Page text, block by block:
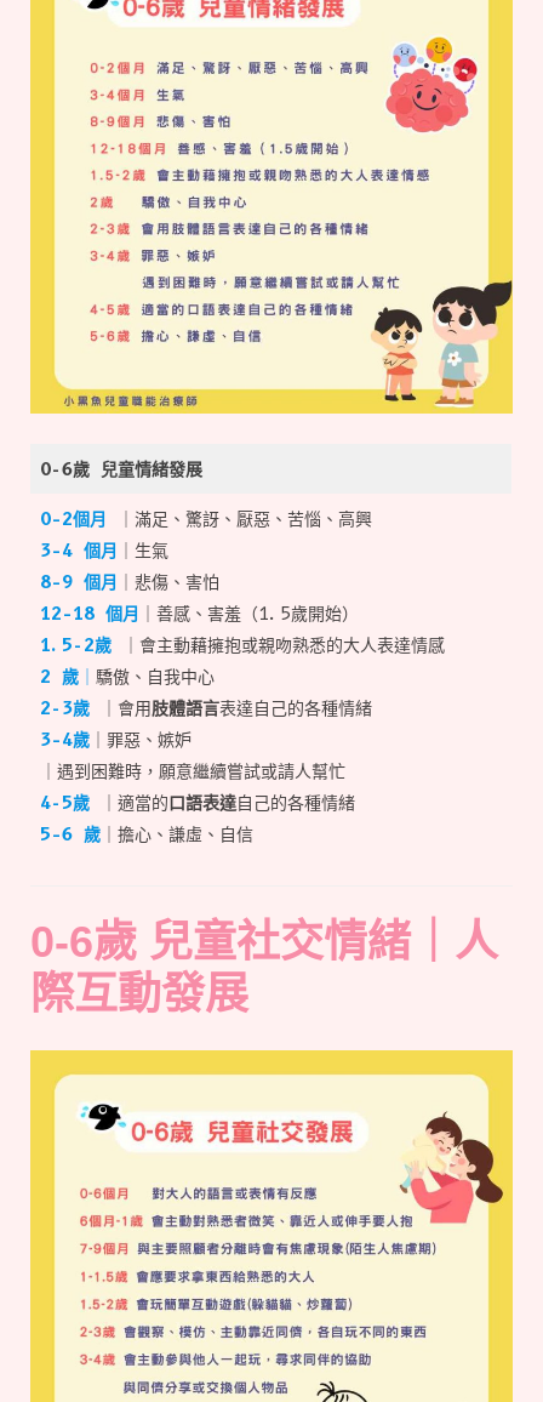
0-6歲 兒童情緒發展
0–2個月
｜滿足、驚訝、厭惡、苦惱、高興
3–4 個月
｜生氣
8–9 個月
｜悲傷、害怕
12–18 個月
｜善感、害羞（1.5歲開始）
1.5-2歲 ｜會主動藉擁抱或親吻熟悉的大人表達情感
2 歲
驕傲、自我中心
2-3歲 ｜會用肢體語言表達自己的各種情緒
3–4歲 ｜罪惡、嫉妒
｜遇到困難時，願意繼續嘗試或請人幫忙
4-5歲 ｜適當的口語表達自己的各種情緒
5–6 歲 ｜擔心、謙虛、自信
0-6歲 兒童社交情緒 ｜人
際互動發展